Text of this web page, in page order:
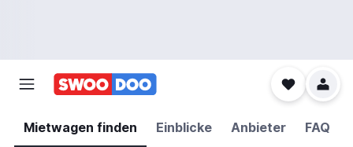
Mietwagen finden Einblicke Anbieter FAQ